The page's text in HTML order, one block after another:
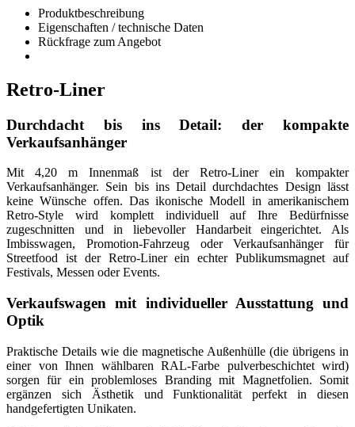
Produktbeschreibung
Eigenschaften / technische Daten
Rückfrage zum Angebot
Retro-Liner
Durchdacht bis ins Detail: der kompakte
Verkaufsanhänger
Mit 4,20 m Innenmaß ist der Retro-Liner ein kompakter
Verkaufsanhänger. Sein bis ins Detail durchdachtes Design lässt
keine Wünsche offen. Das ikonische Modell in amerikanischem
Retro-Style wird komplett individuell auf Ihre Bedürfnisse
zugeschnitten und in liebevoller Handarbeit eingerichtet. Als
Imbisswagen, Promotion-Fahrzeug oder Verkaufsanhänger für
Streetfood ist der Retro-Liner ein echter Publikumsmagnet auf
Festivals, Messen oder Events.
Verkaufswagen mit individueller Ausstattung und
Optik
Praktische Details wie die magnetische Außenhülle (die übrigens in
einer von Ihnen wählbaren RAL-Farbe pulverbeschichtet wird)
sorgen für ein problemloses Branding mit Magnetfolien. Somit
ergänzen sich Ästhetik und Funktionalität perfekt in diesen
handgefertigten Unikaten.